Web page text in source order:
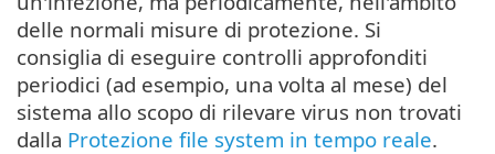
delle normali misure di protezione. Si
consiglia di eseguire controlli approfonditi
periodici (ad esempio, una volta al mese) del
sistema allo scopo di rilevare virus non trovati
dalla Protezione file system in tempo reale.